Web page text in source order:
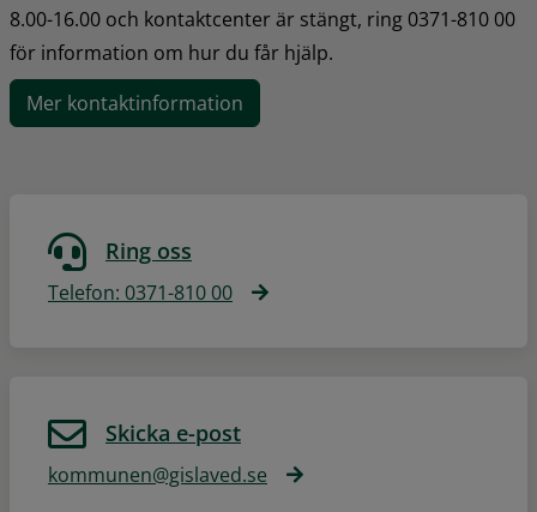
8.00-16.00 och kontaktcenter är stängt, ring 0371-810 00
för information om hur du får hjälp.
Mer kontaktinformation
Ring oss
Telefon: 0371-810 00
Skicka e-post
kommunen@gislaved.se